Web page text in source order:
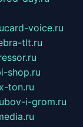
card-voice.ru
tlt.ru
shop.ru
x-ton.ru
i-grom.ru